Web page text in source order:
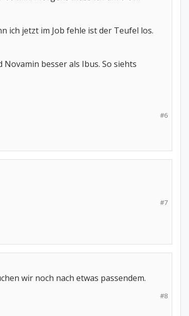
ich jetzt im Job fehle ist der Teufel los.
besser als Ibus. So siehts
#6
#7
wir noch nach etwas passendem.
#8